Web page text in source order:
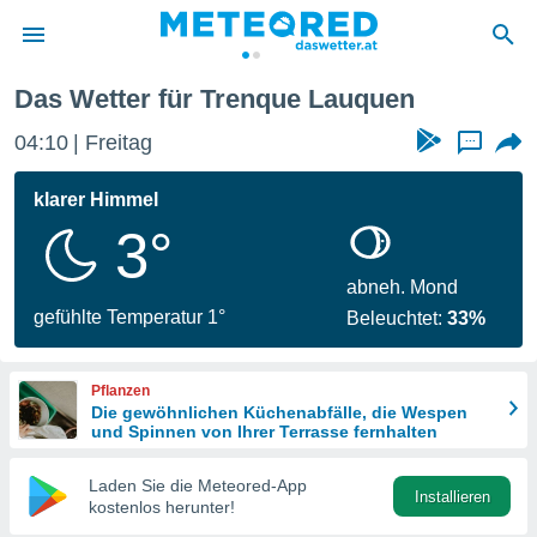
wurde
dass
sind.
diese
Das Wetter für Trenque Lauquen
04:10 Freitag ...
klarer Himmel
3°
gefühlte Temperatur 1°
abneh. Mond
Beleuchtet:33%
Pflanzen
Die gewöhnlichen Küchenabfälle, die Wespen
und Spinnen von Ihrer Terrasse fernhalten
Laden Sie die Meteored-App
kostenlos herunter!
Installieren